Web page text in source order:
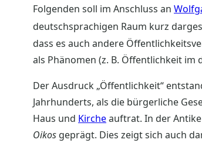
Folgenden soll im Anschluss an
deutschsprachigen Raum kurz
dass es auch andere
als Phänomen (z. B. Öffentlichkeit
Der Ausdruck „Öffentlichkeit“
Jahrhunderts, als die bürgerliche
Haus und Kircheauftrat. In der
Oikos geprägt. Dies zeigt sich auch